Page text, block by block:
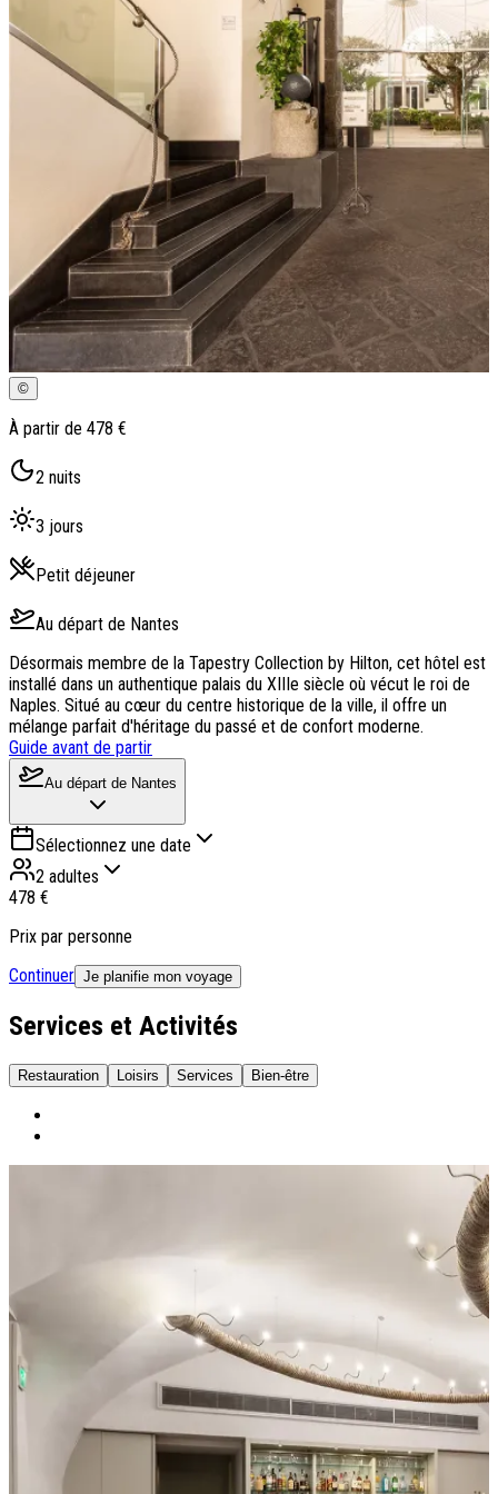
Notre histoire
Pourquoi voyager avec nous ?
Tourisme responsable
Nos brochures
Contactez-nous
Satisfaction client
Rejoignez-nous
©
À partir de 478 €
2 nuits
3 jours
Petit déjeuner
Au départ de Nantes
Désormais membre de la Tapestry Collection by Hilton, cet hôtel est
installé dans un authentique palais du XIIIe siècle où vécut le roi de
Naples. Situé au cœur du centre historique de la ville, il offre un
mélange parfait d'héritage du passé et de confort moderne.
Guide avant de partir
Au départ de Nantes
Sélectionnez une date
2 adultes
478 €
Prix par personne
Continuer Je planifie mon voyage
Services et Activités
Restauration Loisirs Services Bien-être